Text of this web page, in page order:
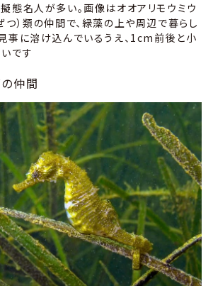
態名人が多い。画像はオオアリモウミウ
つ）類の仲間で、緑藻の上や周辺で暮らし
事に溶け込んでいるうえ、1cm前後と小
です
仲間